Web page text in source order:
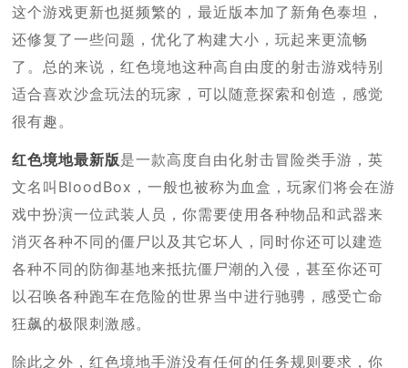
这个游戏更新也挺频繁的，最近版本加了新角色泰坦，
还修复了一些问题，优化了构建大小，玩起来更流畅
了。总的来说，红色境地这种高自由度的射击游戏特别
适合喜欢沙盒玩法的玩家，可以随意探索和创造，感觉
很有趣。
红色境地最新版是一款高度自由化射击冒险类手游，英
文名叫BloodBox，一般也被称为血盒，玩家们将会在游
戏中扮演一位武装人员，你需要使用各种物品和武器来
消灭各种不同的僵尸以及其它坏人，同时你还可以建造
各种不同的防御基地来抵抗僵尸潮的入侵，甚至你还可
以召唤各种跑车在危险的世界当中进行驰骋，感受亡命
狂飙的极限刺激感。
除此之外，红色境地手游没有任何的任务规则要求，你